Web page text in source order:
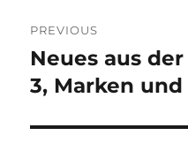
navigation
PREVIOUS
Previous
post:
Neues aus
3, Marken